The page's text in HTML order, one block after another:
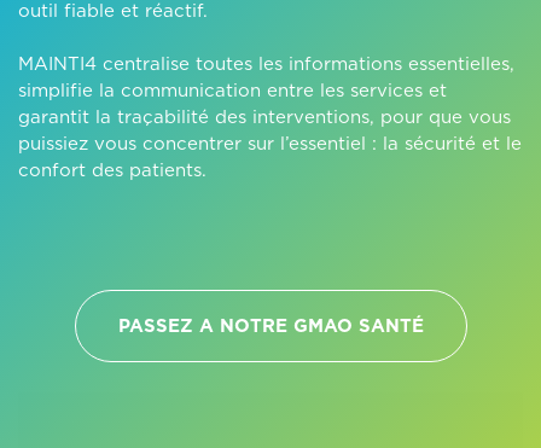
outil fiable et réactif.
MAINTI4 centralise toutes les informations essentielles,
simplifie la communication entre les services et
garantit la traçabilité des interventions, pour que vous
puissiez vous concentrer sur l’essentiel : la sécurité et le
confort des patients.
PASSEZ A NOTRE GMAO SANTÉ